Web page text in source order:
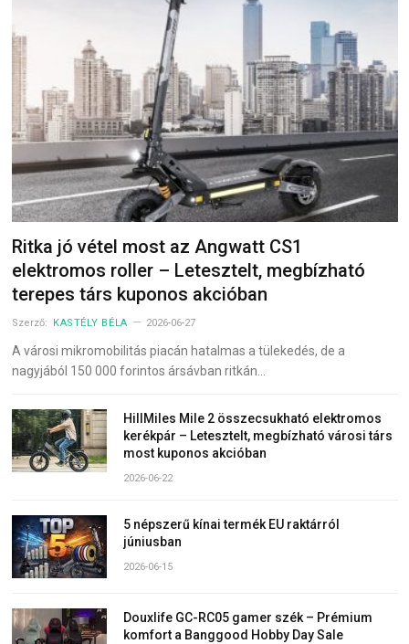
Ritka jó vétel most az Angwatt CS1
elektromos roller – Letesztelt, megbízható
terepes társ kuponos akcióban
Szerző: KASTÉLY BÉLA 2026-06-27
A városi mikromobilitás piacán hatalmas a tülekedés, de a
nagyjából 150 000 forintos ársávban ritkán…
HillMiles Mile 2 összecsukható elektromos
kerékpár – Letesztelt, megbízható városi társ
most kuponos akcióban
2026-06-22
5 népszerű kínai termék EU raktárról
júniusban
2026-06-15
Douxlife GC-RC05 gamer szék – Prémium
komfort a Banggood Hobby Day Sale